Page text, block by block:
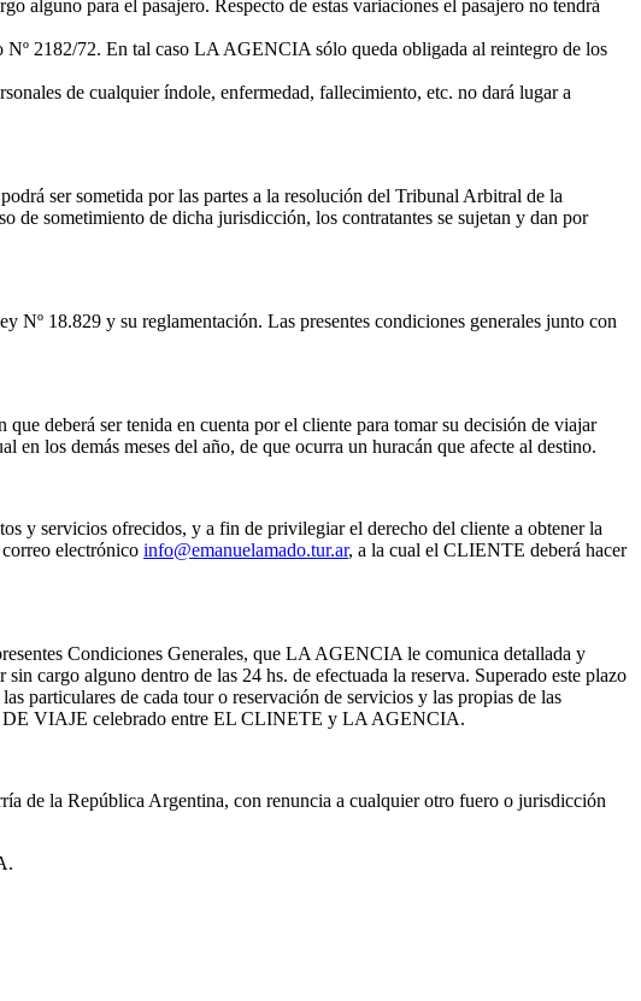
alguno para el pasajero. Respecto de estas variaciones el pasajero no tendrá
2182/72. En tal caso LA AGENCIA sólo queda obligada al reintegro de los
de cualquier índole, enfermedad, fallecimiento, etc. no dará lugar a
ser sometida por las partes a la resolución del Tribunal Arbitral de la
sometimiento de dicha jurisdicción, los contratantes se sujetan y dan por
Nº 18.829 y su reglamentación. Las presentes condiciones generales junto con
deberá ser tenida en cuenta por el cliente para tomar su decisión de viajar
los demás meses del año, de que ocurra un huracán que afecte al destino.
y servicios ofrecidos, y a fin de privilegiar el derecho del cliente a obtener la
electrónico info@emanuelamado.tur.ar, a la cual el CLIENTE deberá hacer
Condiciones Generales, que LA AGENCIA le comunica detallada y
cargo alguno dentro de las 24 hs. de efectuada la reserva. Superado este plazo
particulares de cada tour o reservación de servicios y las propias de las
DE VIAJE celebrado entre EL CLINETE y LA AGENCIA.
de la República Argentina, con renuncia a cualquier otro fuero o jurisdicción